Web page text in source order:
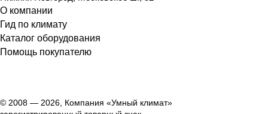
О компании
Гид по климату
Каталог оборудования
Помощь покупателю
© 2008 — 2026, Компания «Умный климат»